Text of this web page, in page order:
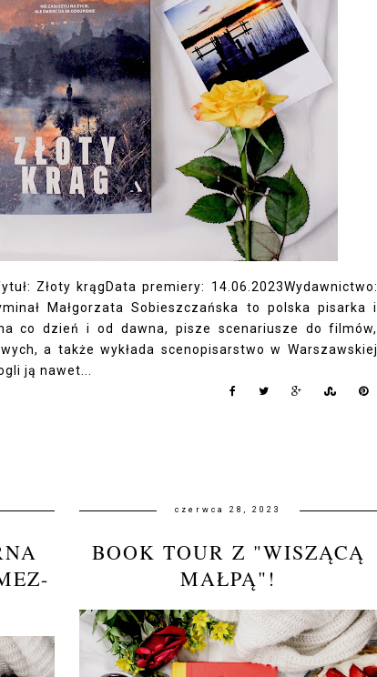
Złoty krągData premiery: 14.06.2023Wydawnictwo:
Małgorzata Sobieszczańska to polska pisarka i
co dzień i od dawna, pisze scenariusze do filmów,
a także wykłada scenopisarstwo w Warszawskiej
ją nawet...
czerwca 28, 2023
BOOK TOUR Z "WISZĄCĄ
MAŁPĄ"!